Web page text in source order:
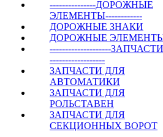
---------------ДОРОЖНЫЕ
ЭЛЕМЕНТЫ------------
ДОРОЖНЫЕ ЗНАКИ
ДОРОЖНЫЕ
--------------------
------------------
ЗАПЧАСТИ ДЛЯ
АВТОМАТИКИ
ЗАПЧАСТИ ДЛЯ
РОЛЬСТАВЕН
ЗАПЧАСТИ ДЛЯ
СЕКЦИОННЫХ ВОРОТ